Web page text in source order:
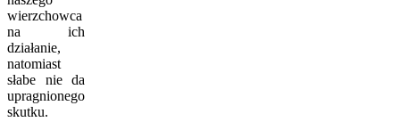
wierzchowca
na ich
działanie,
natomiast
słabe nie da
upragnionego
skutku.